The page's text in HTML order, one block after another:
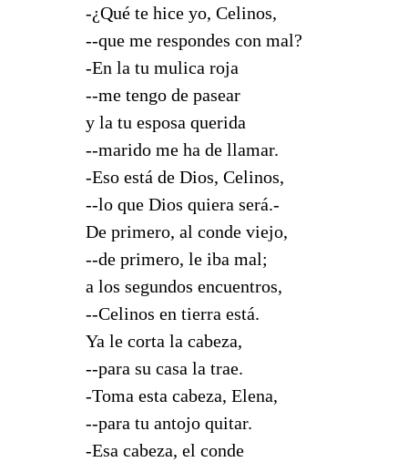
-¿Qué te hice yo, Celinos,
--que me respondes con mal?
-En la tu mulica roja
--me tengo de pasear
y la tu esposa querida
--marido me ha de llamar.
-Eso está de Dios, Celinos,
--lo que Dios quiera será.-
De primero, al conde viejo,
--de primero, le iba mal;
a los segundos encuentros,
--Celinos en tierra está.
Ya le corta la cabeza,
--para su casa la trae.
-Toma esta cabeza, Elena,
--para tu antojo quitar.
-Esa cabeza, el conde